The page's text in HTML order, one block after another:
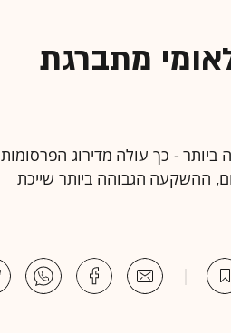
מתברגת
- כך עולה מדירוג הפרסומות
ההשקעה הגבוהה ביותר שייכת